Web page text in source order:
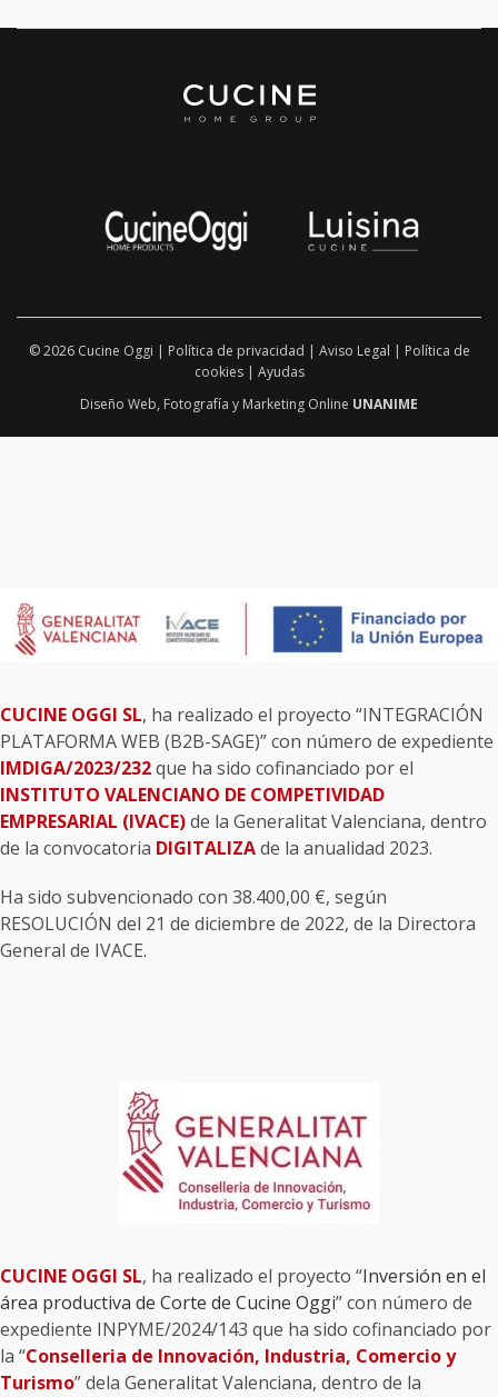
© 2026 Cucine Oggi | Política de privacidad | Aviso Legal | Política de
cookies| Ayudas
Diseño Web, Fotografía y Marketing Online UNANIME
CUCINE OGGI SL, ha realizado el proyecto “INTEGRACIÓN
PLATAFORMA WEB (B2B-SAGE)” con número de expediente
IMDIGA/2023/232que ha sido cofinanciado por el
INSTITUTO VALENCIANO DE COMPETIVIDAD
EMPRESARIAL (IVACE)de la Generalitat Valenciana, dentro
de la convocatoria DIGITALIZAde la anualidad 2023.
Ha sido subvencionado con 38.400,00 €, según
RESOLUCIÓN del 21 de diciembre de 2022, de la Directora
General de IVACE.
CUCINE OGGI SL, ha realizado el proyecto “Inversión en el
área productiva de Corte de Cucine Oggi” con número de
expediente INPYME/2024/143 que ha sido cofinanciado por
la “Conselleria de Innovación, Industria, Comercio y
Turismo” dela Generalitat Valenciana, dentro de la